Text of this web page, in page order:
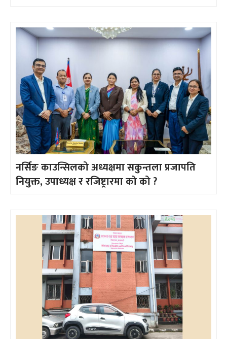
नर्सिङ काउन्सिलको अध्यक्षमा सकुन्तला प्रजापति
नियुक्त, उपाध्यक्ष र रजिष्ट्रारमा को को ?